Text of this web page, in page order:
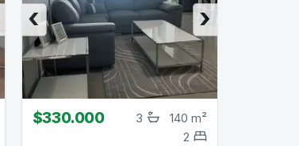
›
‹
$330.000 140 m²
3
2